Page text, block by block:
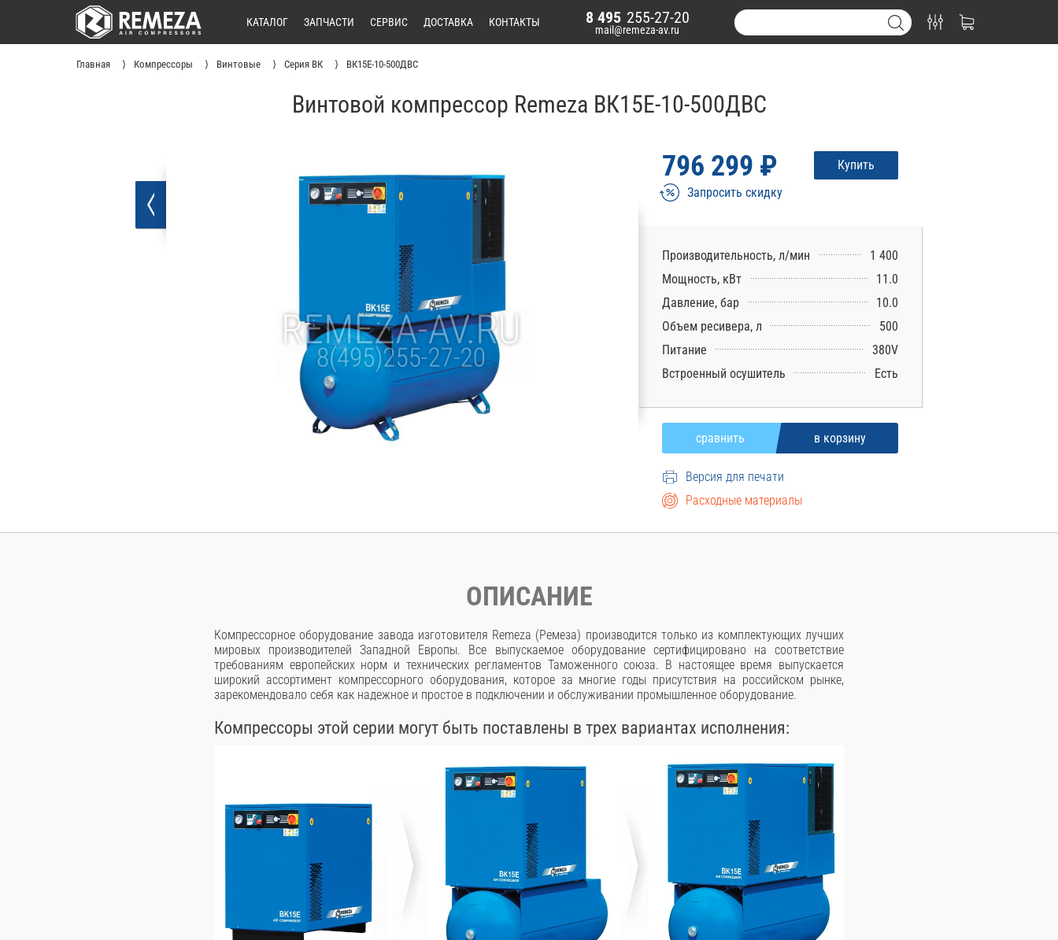
КАТАЛОГ ЗАПЧАСТИ СЕРВИС ДОСТАВКА КОНТАКТЫ 8 495 255-27-20
mail@remeza-av.ru
Главная Компрессоры Винтовые Серия ВК ВК15Е-10-500ДВС
Винтовой компрессор Remeza ВК15Е-10-500ДВС
796 299 ₽
Купить
Запросить скидку
Производительность, л/мин
1 400
Мощность, кВт
11.0
Давление, бар
10.0
Объем ресивера, л
500
Питание
380V
Встроенный осушитель
Есть
Версия для печати
Расходные материалы
ОПИСАНИЕ
Компрессорное оборудование завода изготовителя Remeza (Ремеза) производится только из комплектующих лучших
мировых производителей Западной Европы. Все выпускаемое оборудование сертифицировано на соответствие
требованиям европейских норм и технических регламентов Таможенного союза. В настоящее время выпускается
широкий ассортимент компрессорного оборудования, которое за многие годы присутствия на российском рынке,
зарекомендовало себя как надежное и простое в подключении и обслуживании промышленное оборудование.
Компрессоры этой серии могут быть поставлены в трех вариантах исполнения: